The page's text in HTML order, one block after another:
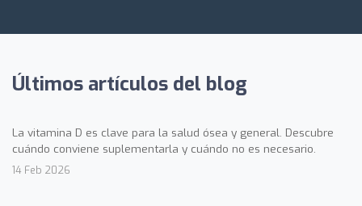
Últimos artículos del blog
La vitamina D es clave para la salud ósea y general. Descubre
cuándo conviene suplementarla y cuándo no es necesario.
14 Feb 2026